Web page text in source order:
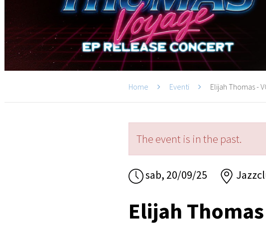
Home Eventi Elijah Thomas -
The event is in the past.
sab, 20/09/25
Elijah Thomas